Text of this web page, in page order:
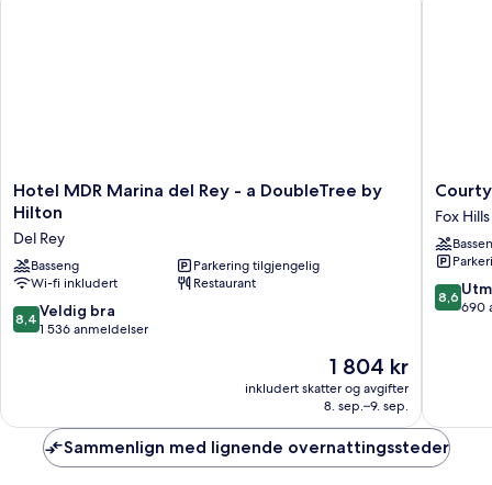
Hotel
MDR
del
Rey
-
a
DoubleTree
Hotel MDR Marina del Rey - a DoubleTree by
Hilton
Del Rey
Basseng
Parkering tilgjengelig
Wi-fi inkludert
Restaurant
8.4
av
anmeldelser
8,4 Veldig bra
1 536 anmeldelser
Prisen
1 804 kr
1 804 kr
inkludert skatter og avgifter
8. sep.–9. sep.
by
Marriott
Culver
City
Los
Angeles
Fox Hills
8.6
av
8,6
690
Sammenlign med lignende overnattingssteder